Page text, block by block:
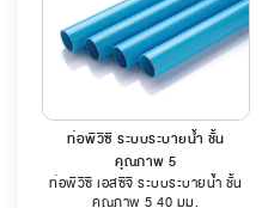
ท่อพีวีซี ระบบระบายน้ำ ชั้น
คุณภาพ 5
ท่อพีวีซี เอสซีจี ระบบระบายน้ำ ชั้น
คุณภาพ 5 40 มม.